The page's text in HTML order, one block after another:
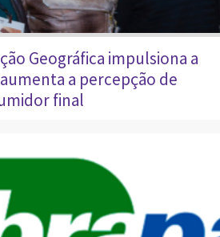
Geográfica impulsiona a
a percepção de
final